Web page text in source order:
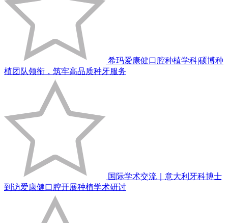
希玛爱康健口腔种植学科|硕博种
植团队领衔，筑牢高品质种牙服务
国际学术交流｜意大利牙科博士
到访爱康健口腔开展种植学术研讨